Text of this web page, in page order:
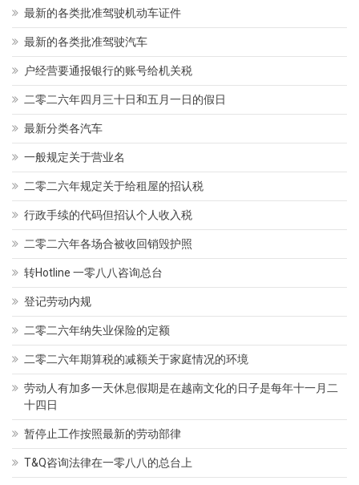
最新的各类批准驾驶机动车证件
最新的各类批准驾驶汽车
户经营要通报银行的账号给机关税
二零二六年四月三十日和五月一日的假日
最新分类各汽车
一般规定关于营业名
二零二六年规定关于给租屋的招认税
行政手续的代码但招认个人收入税
二零二六年各场合被收回销毁护照
转Hotline 一零八八咨询总台
登记劳动内规
二零二六年纳失业保险的定额
二零二六年期算税的减额关于家庭情况的环境
劳动人有加多一天休息假期是在越南文化的日子是每年十一月二
十四日
暂停止工作按照最新的劳动部律
T&Q咨询法律在一零八八的总台上